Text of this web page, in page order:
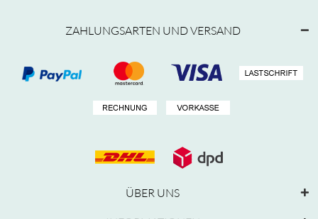
ZAHLUNGSARTEN UND VERSAND
ÜBER UNS